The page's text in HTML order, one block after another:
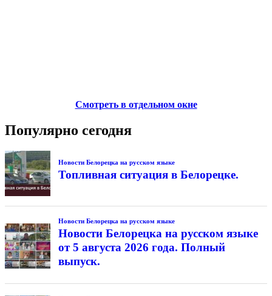
Смотреть в отдельном окне
Популярно сегодня
Новости Белорецка на русском языке
Топливная ситуация в Белорецке.
Новости Белорецка на русском языке
Новости Белорецка на русском языке
от 5 августа 2026 года. Полный
выпуск.